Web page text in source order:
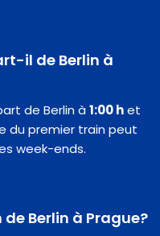
il de Berlin à
de Berlin à1:00 het
du premier train peut
week-ends.
Berlin à Prague?